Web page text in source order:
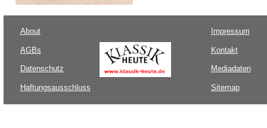
About
AGBs
Datenschutz
Haftungsausschluss
Impressum
Kontakt
Mediadaten
Sitemap